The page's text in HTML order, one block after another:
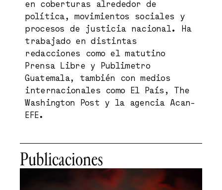
en coberturas alrededor de
política, movimientos sociales y
procesos de justicia nacional. Ha
trabajado en distintas
redacciones como el matutino
Prensa Libre y Publimetro
Guatemala, también con medios
internacionales como El País, The
Washington Post y la agencia Acan-
EFE.
Publicaciones